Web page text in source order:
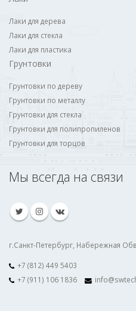
Лаки для дерева
Лаки для стекла
Лаки для пластика
Грунтовки
Грунтовки по дереву
Грунтовки по металлу
Грунтовки для стекла
Грунтовки для полипропиленов
Грунтовки для торцов
Мы всегда на связи
г.Санкт-Петербург, Набережная
+7 (812) 449 5403
+7 (911) 106 1836